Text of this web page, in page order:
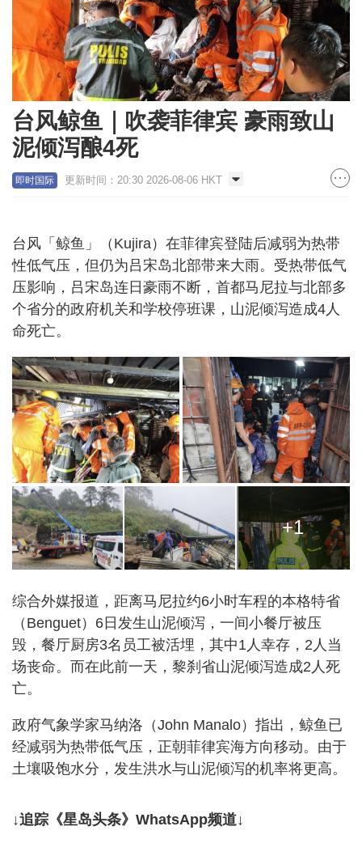
台风鲸鱼｜吹袭菲律宾 豪雨致山
泥倾泻酿4死
即时国际 更新时间：20:30 2026-08-06 HKT
台风「鲸鱼」（Kujira）在菲律宾登陆后减弱为热带
性低气压，但仍为吕宋岛北部带来大雨。受热带低气
压影响，吕宋岛连日豪雨不断，首都马尼拉与北部多
个省分的政府机关和学校停班课，山泥倾泻造成4人
命死亡。
+1
综合外媒报道，距离马尼拉约6小时车程的本格特省
（Benguet）6日发生山泥倾泻，一间小餐厅被压
毁，餐厅厨房3名员工被活埋，其中1人幸存，2人当
场丧命。而在此前一天，黎刹省山泥倾泻造成2人死
亡。
政府气象学家马纳洛（John Manalo）指出，鲸鱼已
经减弱为热带低气压，正朝菲律宾海方向移动。由于
土壤吸饱水分，发生洪水与山泥倾泻的机率将更高。
↓追踪《星岛头条》WhatsApp频道↓